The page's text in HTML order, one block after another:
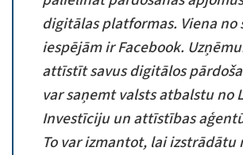
digitālas platformas. Viena no
iespējām ir Facebook.
attīstīt savus digitālos
var saņemt valsts atbalstu no
Investīciju un attīstības
To var izmantot, lai izstrādātu